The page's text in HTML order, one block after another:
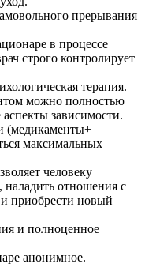
прерывания
в процессе
строго контролирует
терапия.
можно полностью
аспекты зависимости.
(медикаменты+
максимальных
человеку
наладить отношения с
приобрести новый
и полноценное
анонимное.